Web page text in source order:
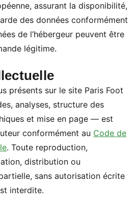
assurant la disponibilité,
des données conformément
de l’hébergeur peuvent être
légitime.
présents sur le site Paris Foot
analyses, structure des
et mise en page — est
conformément au Code de
. Toute reproduction,
distribution ou
sans autorisation écrite
interdite.